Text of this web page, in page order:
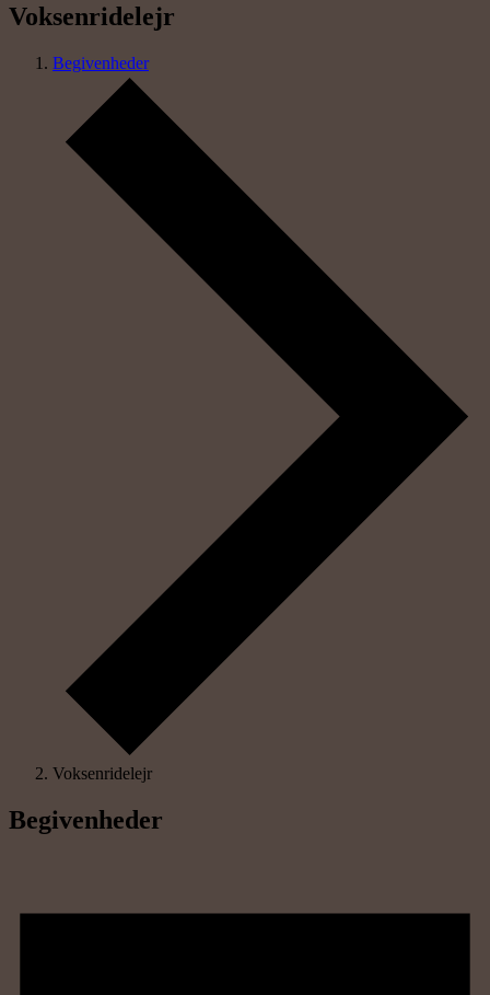
Voksenridelejr
Begivenheder
Voksenridelejr
Begivenheder